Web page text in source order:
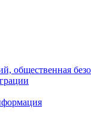
общественная